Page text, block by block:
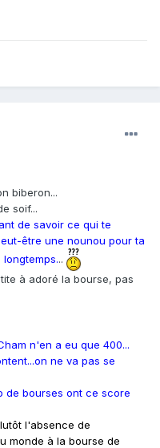
biberon...
soif...
de savoir ce qui te
être une nounou pour ta
..
à adoré la bourse, pas
n'en a eu que 400...
ne va pas se
de bourses ont ce score
l'absence de
monde à la bourse de